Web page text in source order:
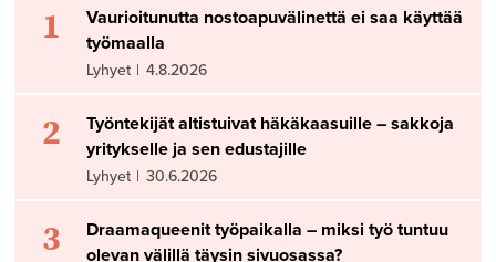
1
Vaurioitunutta nostoapuvälinettä ei saa käyttää
työmaalla
Lyhyet | 4.8.2026
2
Työntekijät altistuivat häkäkaasuille – sakkoja
yritykselle ja sen edustajille
Lyhyet | 30.6.2026
3
Draamaqueenit työpaikalla – miksi työ tuntuu
olevan välillä täysin sivuosassa?